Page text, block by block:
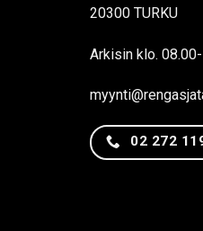
20300 TURKU
Arkisin klo.
02 272